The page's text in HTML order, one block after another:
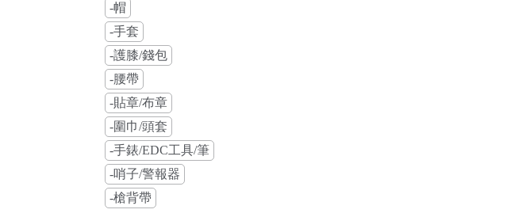
-帽
-手套
-護膝/錢包
-腰帶
-貼章/布章
-圍巾/頭套
-手錶/EDC工具/筆
-哨子/警報器
-槍背帶